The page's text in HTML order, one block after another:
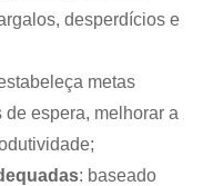
desperdícios e
metas
espera, melhorar a
: baseado